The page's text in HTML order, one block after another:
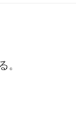
。